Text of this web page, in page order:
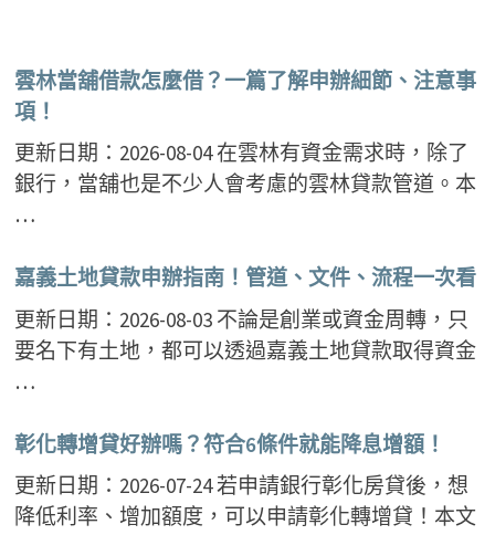
雲林當舖借款怎麼借？一篇了解申辦細節、注意事
項！
更新日期：2026-08-04 在雲林有資金需求時，除了
銀行，當舖也是不少人會考慮的雲林貸款管道。本
…
嘉義土地貸款申辦指南！管道、文件、流程一次看
更新日期：2026-08-03 不論是創業或資金周轉，只
要名下有土地，都可以透過嘉義土地貸款取得資金
…
彰化轉增貸好辦嗎？符合6條件就能降息增額！
更新日期：2026-07-24 若申請銀行彰化房貸後，想
降低利率、增加額度，可以申請彰化轉增貸！本文